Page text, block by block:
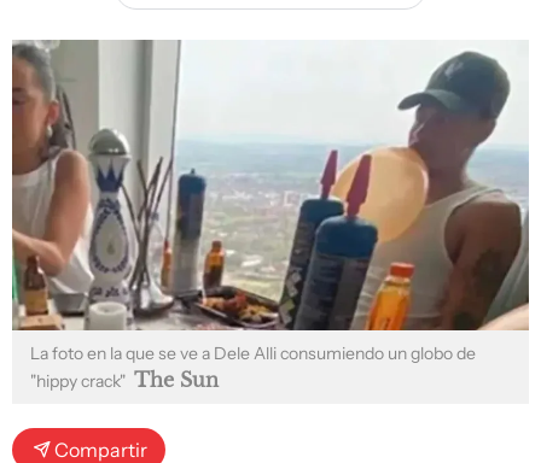
La foto en la que se ve a Dele Alli consumiendo un globo de
"hippy crack" The Sun
Compartir